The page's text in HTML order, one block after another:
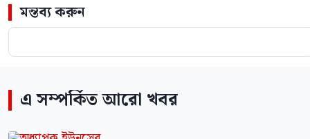
মন্তব্য করুন
এ সম্পর্কিত আরো খবর